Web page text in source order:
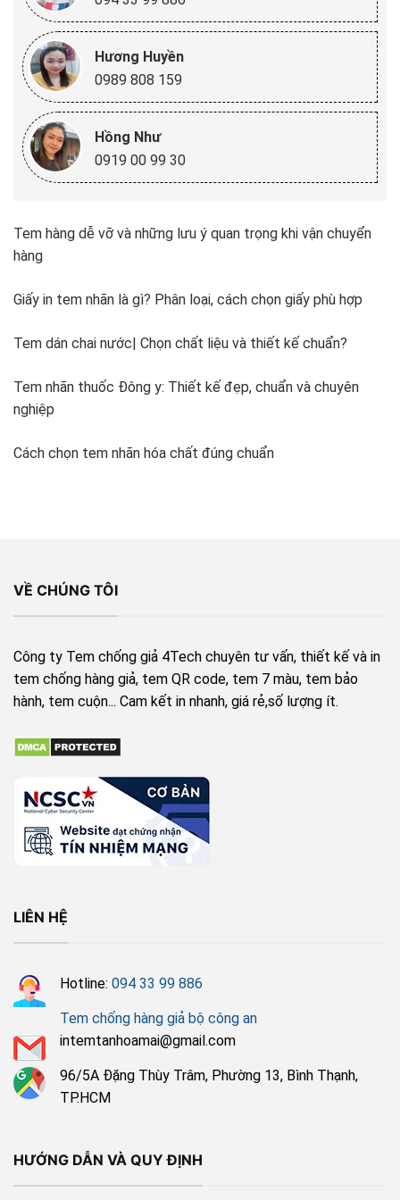
Hương Huyền
0989 808 159
Hồng Như
0919 00 99 30
Tem hàng dễ vỡ và những lưu ý quan trọng khi vận chuyển
hàng
Giấy in tem nhãn là gì? Phân loại, cách chọn giấy phù hợp
Tem dán chai nước| Chọn chất liệu và thiết kế chuẩn?
Tem nhãn thuốc Đông y: Thiết kế đẹp, chuẩn và chuyên
nghiệp
Cách chọn tem nhãn hóa chất đúng chuẩn
VỀ CHÚNG TÔI
Công ty Tem chống giả 4Tech chuyên tư vấn, thiết kế và in
tem chống hàng giả, tem QR code, tem 7 màu, tem bảo
hành, tem cuộn... Cam kết in nhanh, giá rẻ,số lượng ít.
LIÊN HỆ
Hotline: 094 33 99 886
Tem chống hàng giả bộ công an
intemtanhoamai@gmail.com
96/5A Đặng Thùy Trâm, Phường 13, Bình Thạnh,
TP.HCM
HƯỚNG DẪN VÀ QUY ĐỊNH